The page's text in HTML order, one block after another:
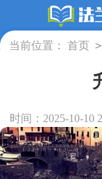
当前位置： 首页 >
时间：2025-10-10